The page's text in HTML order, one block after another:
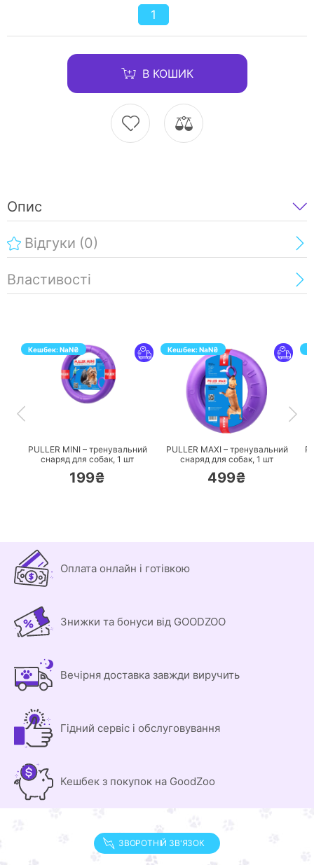
1
В КОШИК
Опис
Відгуки (0)
Властивості
Кешбек:NaN₴
PULLER MINI – тренувальний
снаряд для собак, 1 шт
199₴
Кешбек:NaN₴
ПЕРЕЙТИ
PULLER MAXI – тренувальний
снаряд для собак, 1 шт
499₴
Оплата онлайн і готівкою
Знижки та бонуси від GOODZOO
Вечірня доставка завжди виручить
Гідний сервіс і обслуговування
Кешбек з покупок на GoodZoo
ЗВОРОТНІЙ ЗВ'ЯЗОК